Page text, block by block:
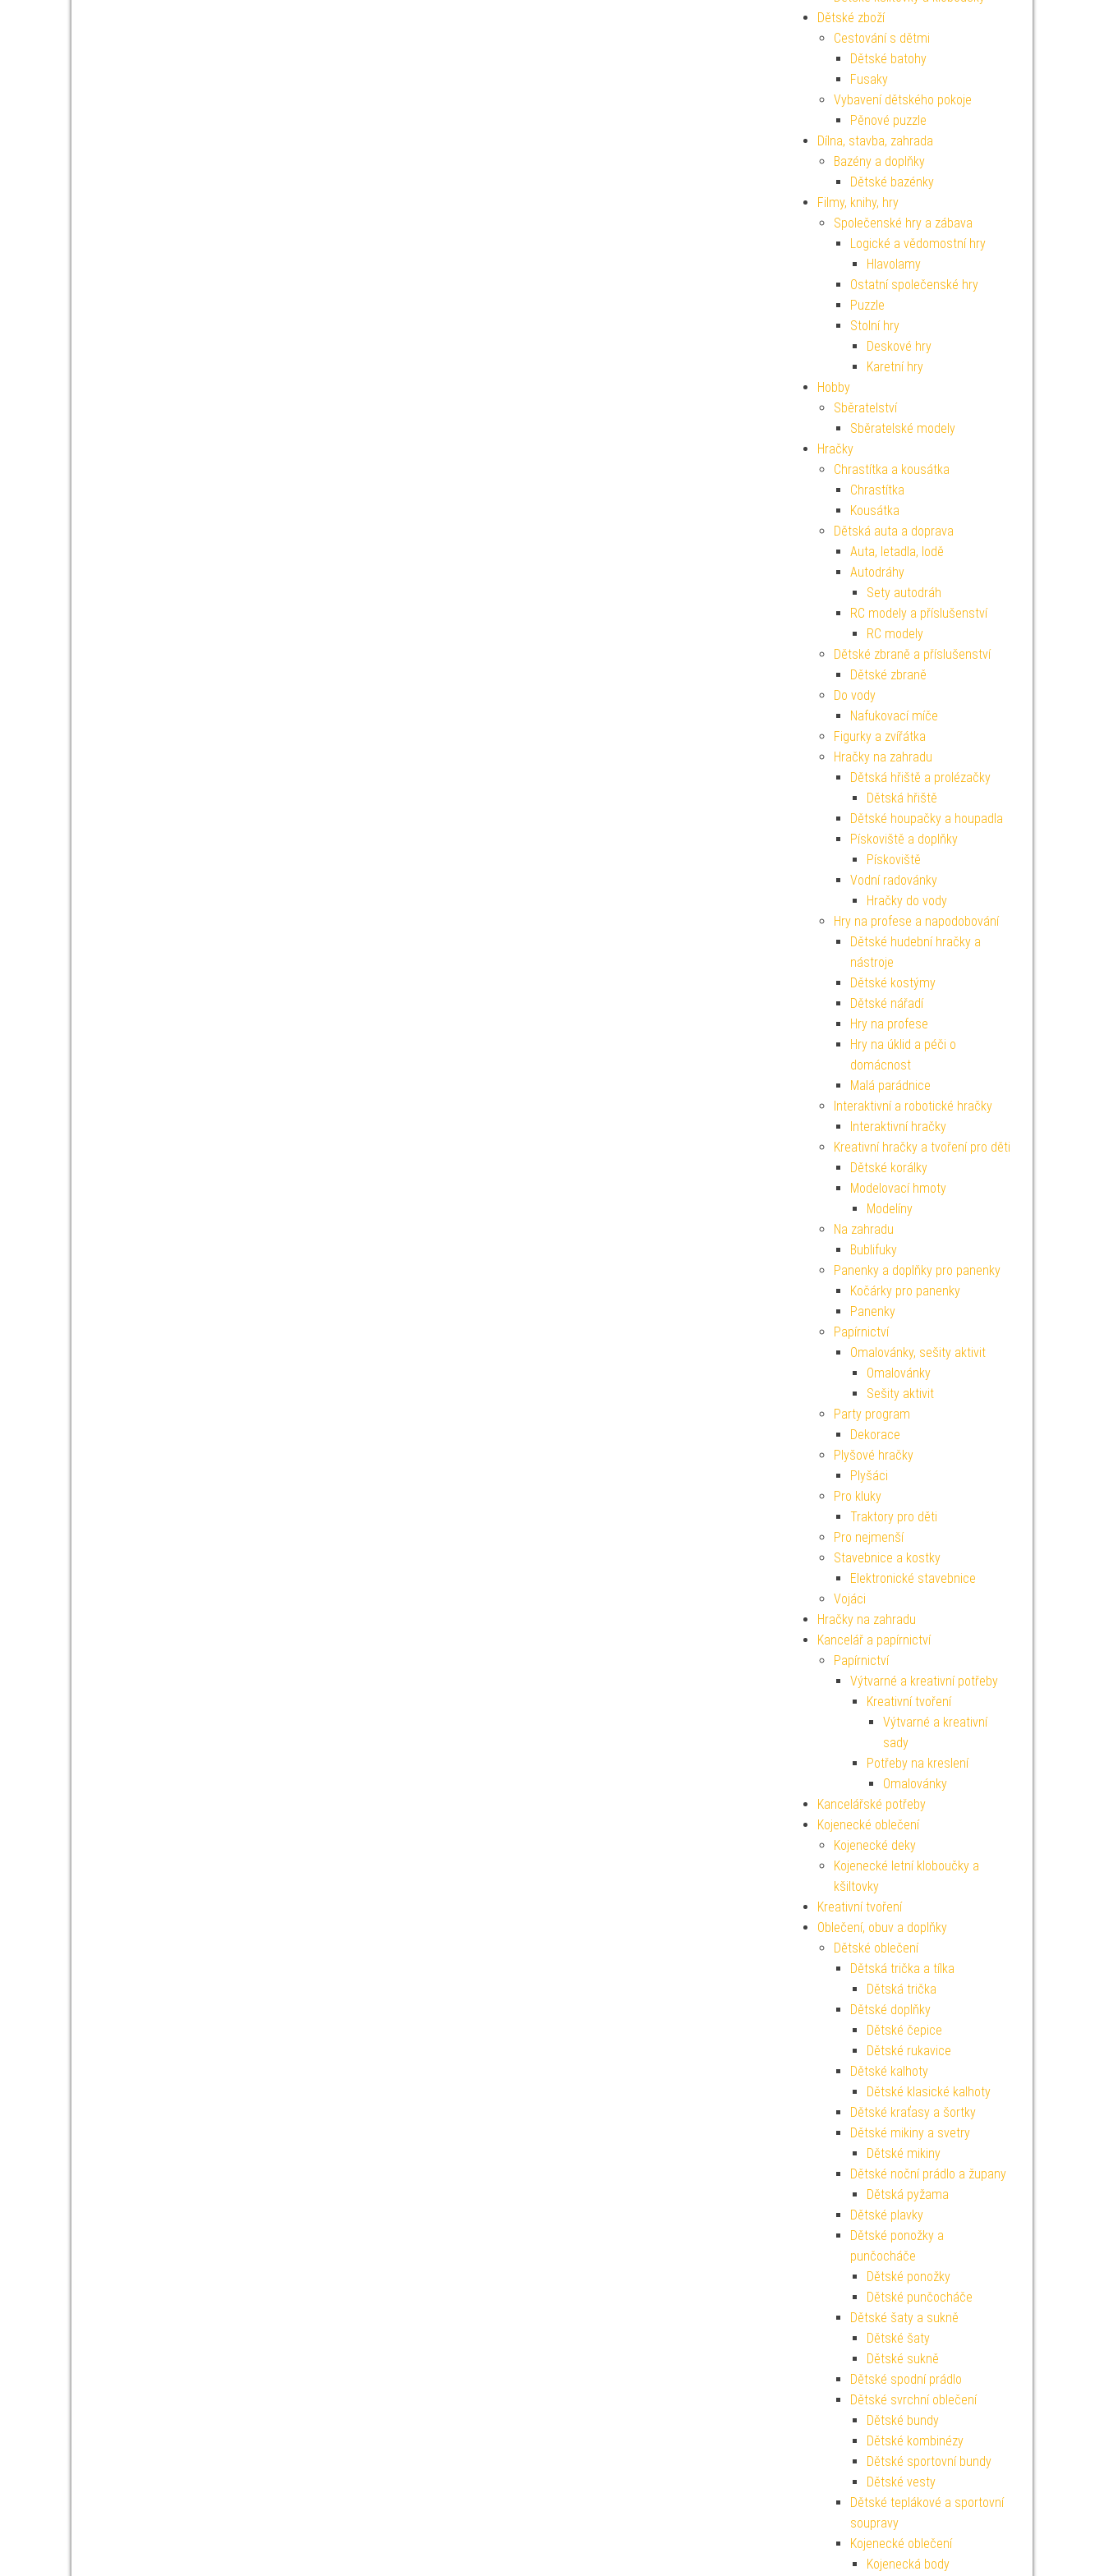
Dětské zboží
Cestování s dětmi
Dětské batohy
Fusaky
Vybavení dětského pokoje
Pěnové puzzle
Dílna, stavba, zahrada
Bazény a doplňky
Dětské bazénky
Filmy, knihy, hry
Společenské hry a zábava
Logické a vědomostní hry
Hlavolamy
Ostatní společenské hry
Puzzle
Stolní hry
Deskové hry
Karetní hry
Hobby
Sběratelství
Sběratelské modely
Hračky
Chrastítka a kousátka
Chrastítka
Kousátka
Dětská auta a doprava
Auta, letadla, lodě
Autodráhy
Sety autodráh
RC modely a příslušenství
RC modely
Dětské zbraně a příslušenství
Dětské zbraně
Do vody
Nafukovací míče
Figurky a zvířátka
Hračky na zahradu
Dětská hřiště a prolézačky
Dětská hřiště
Dětské houpačky a houpadla
Pískoviště a doplňky
Pískoviště
Vodní radovánky
Hračky do vody
Hry na profese a napodobování
Dětské hudební hračky a
nástroje
Dětské kostýmy
Dětské nářadí
Hry na profese
Hry na úklid a péči o
domácnost
Malá parádnice
Interaktivní a robotické hračky
Interaktivní hračky
Kreativní hračky a tvoření pro děti
Dětské korálky
Modelovací hmoty
Modelíny
Na zahradu
Bublifuky
Panenky a doplňky pro panenky
Kočárky pro panenky
Panenky
Papírnictví
Omalovánky, sešity aktivit
Omalovánky
Sešity aktivit
Party program
Dekorace
Plyšové hračky
Plyšáci
Pro kluky
Traktory pro děti
Pro nejmenší
Stavebnice a kostky
Elektronické stavebnice
Vojáci
Hračky na zahradu
Kancelář a papírnictví
Papírnictví
Výtvarné a kreativní potřeby
Kreativní tvoření
Výtvarné a kreativní
sady
Potřeby na kreslení
Omalovánky
Kancelářské potřeby
Kojenecké oblečení
Kojenecké deky
Kojenecké letní kloboučky a
kšiltovky
Kreativní tvoření
Oblečení, obuv a doplňky
Dětské oblečení
Dětská trička a tílka
Dětská trička
Dětské doplňky
Dětské čepice
Dětské rukavice
Dětské kalhoty
Dětské klasické kalhoty
Dětské kraťasy a šortky
Dětské mikiny a svetry
Dětské mikiny
Dětské noční prádlo a župany
Dětská pyžama
Dětské plavky
Dětské ponožky a
punčocháče
Dětské ponožky
Dětské punčocháče
Dětské šaty a sukně
Dětské šaty
Dětské sukně
Dětské spodní prádlo
Dětské svrchní oblečení
Dětské bundy
Dětské kombinézy
Dětské sportovní bundy
Dětské vesty
Dětské teplákové a sportovní
soupravy
Kojenecké oblečení
Kojenecká body